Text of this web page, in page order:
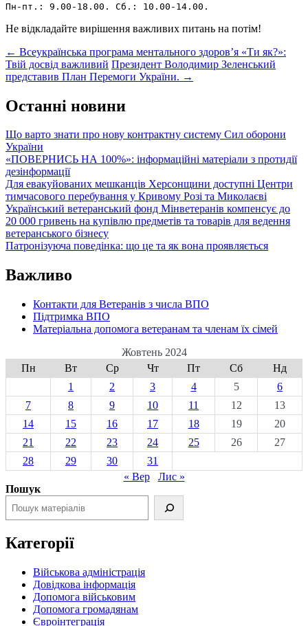
Пн-пт.: 9.00-18.00. Сб.: 10.00-14.00.
Не відкладайте вирішення важливих питань на потім!
Post
navigation
← Всеукраїнська програма ментального здоров’я «Ти як?»:
Твій досвід важливий Президент Володимир Зеленський
представив План Перемоги України. →
Останні новини
Що варто знати про нову контрактну систему Сил оборони
України
«ПОВЕРНИСЬ НА 100%»: інформаційні матеріали з протидії
дезінформації
Для евакуйованих мешканців Херсонщини доступні Центри
тимчасового перебування у Кривому Розі та Миколаєві
Український ветеранський фонд Мінветеранів компенсує до
20 000 гривень на купівлю предметів та товарів для ведення
ветеранського бізнесу
Патронізуюча поведінка: що це та як вона проявляється
Важливо
Контакти для Ветеранів з числа ВПО
Підтримка ВПО
Матеріальна допомога ветеранам та членам їх сімей
Жовтень 2024
Пн
Вт Ср Чт Пт Сб
Нд
1
2 3 4 5
6
7
8 9 10 11 12
13
14
15 16 17 18 19
20
21
22 23 24 25 26
27
28
29 30
31
« Вер
Лис »
Пошук
Категорії
Військова адміністрація
Довідкова інформація
Допомога військовим
Допомога громадянам
Євроінтеграція